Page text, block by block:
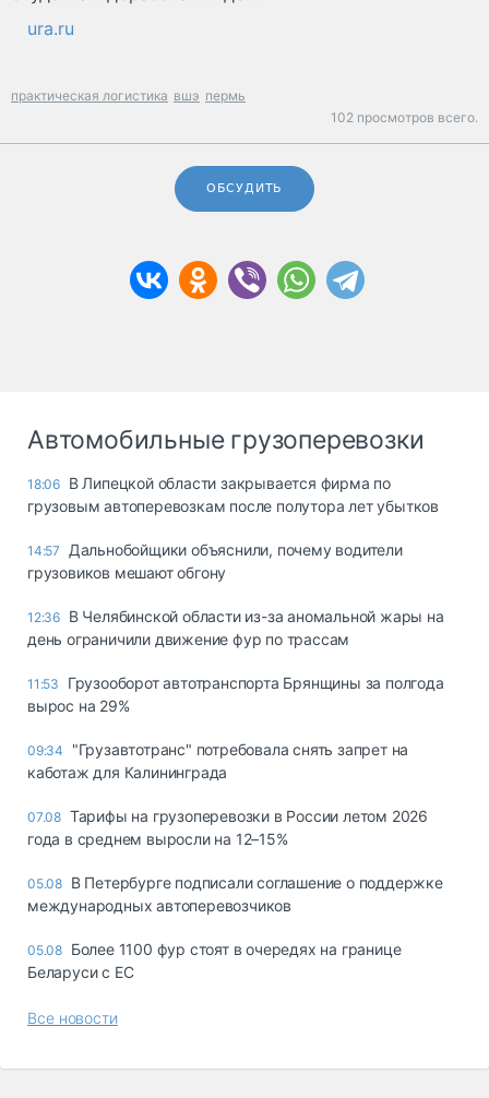
ura.ru
практическая логистика вшэ пермь
102 просмотров всего.
ОБСУДИТЬ
Автомобильные грузоперевозки
18:06 В Липецкой области закрывается фирма по
грузовым автоперевозкам после полутора лет убытков
14:57
Дальнобойщики объяснили, почему водители
грузовиков мешают обгону
12:36 В Челябинской области из-за аномальной жары на
день ограничили движение фур по трассам
11:53
Грузооборот автотранспорта Брянщины за полгода
вырос на 29%
09:34
"Грузавтотранс" потребовала снять запрет на
каботаж для Калининграда
07.08 Тарифы на грузоперевозки в России летом 2026
года в среднем выросли на 12–15%
05.08 В Петербурге подписали соглашение о поддержке
международных автоперевозчиков
05.08 Более 1100 фур стоят в очередях на границе
Беларуси с ЕС
Все новости